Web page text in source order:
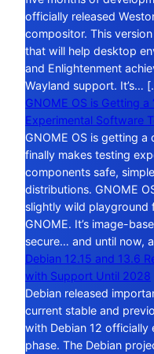
officially released
compositor. This
that will help desktop
and Enlightenment
Wayland support. It’s…
GNOME OS is Getting a
Experimental Software
GNOME OS is getting a
finally makes testing
components safe,
distributions. GNOME
slightly wild playground
GNOME. It’s image-
secure… and until now,
Debian 12.15 and 13.6
with Support Until 2028
Debian released
current stable and
with Debian 12 officially
phase. The Debian